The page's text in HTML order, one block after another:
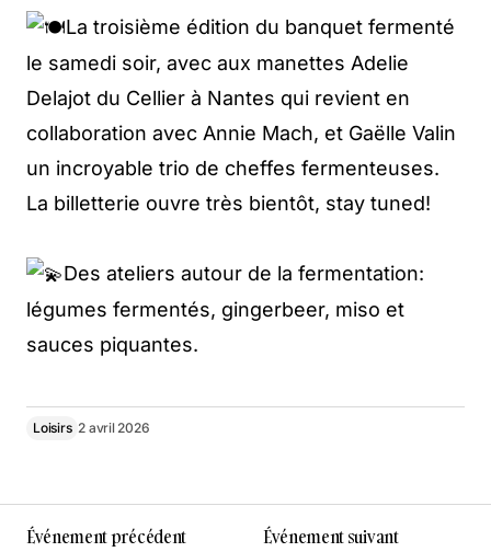
La troisième édition du banquet fermenté
le samedi soir, avec aux manettes Adelie
Delajot du Cellier à Nantes qui revient en
collaboration avec Annie Mach, et Gaëlle Valin
un incroyable trio de cheffes fermenteuses.
La billetterie ouvre très bientôt, stay tuned!
Des ateliers autour de la fermentation:
légumes fermentés, gingerbeer, miso et
sauces piquantes.
Loisirs 2 avril 2026
Événement précédent
Événement suivant